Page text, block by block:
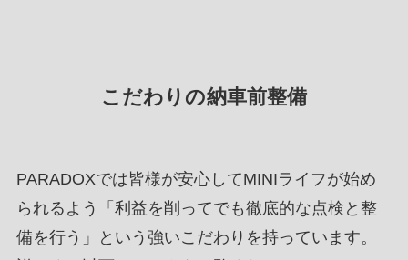
こだわりの納車前整備
PARADOXでは皆様が安心してMINIライフが始め
られるよう「利益を削ってでも徹底的な点検と整
備を行う」という強いこだわりを持っています。